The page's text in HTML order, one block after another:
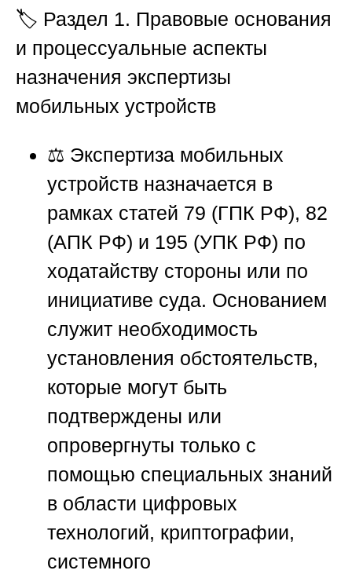
🏷️ Раздел 1. Правовые основания
и процессуальные аспекты
назначения экспертизы
мобильных устройств
⚖️ Экспертиза мобильных
устройств назначается в
рамках статей 79 (ГПК РФ), 82
(АПК РФ) и 195 (УПК РФ) по
ходатайству стороны или по
инициативе суда. Основанием
служит необходимость
установления обстоятельств,
которые могут быть
подтверждены или
опровергнуты только с
помощью специальных знаний
в области цифровых
технологий, криптографии,
системного